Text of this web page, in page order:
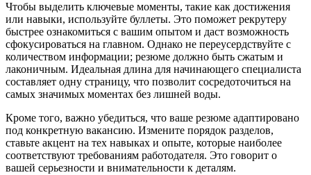
Чтобы выделить ключевые моменты, такие как достижения
или навыки, используйте буллеты. Это поможет рекрутеру
быстрее ознакомиться с вашим опытом и даст возможность
сфокусироваться на главном. Однако не переусердствуйте с
количеством информации; резюме должно быть сжатым и
лаконичным. Идеальная длина для начинающего специалиста
составляет одну страницу, что позволит сосредоточиться на
самых значимых моментах без лишней воды.
Кроме того, важно убедиться, что ваше резюме адаптировано
под конкретную вакансию. Измените порядок разделов,
ставьте акцент на тех навыках и опыте, которые наиболее
соответствуют требованиям работодателя. Это говорит о
вашей серьезности и внимательности к деталям.